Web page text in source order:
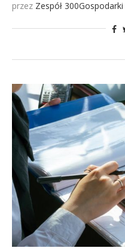
przez Zespół 300Gospodarki